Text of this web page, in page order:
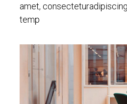
amet,
temp